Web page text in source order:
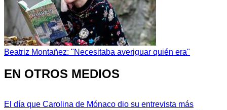
Beatriz Montañez: "Necesitaba averiguar quién era"
EN OTROS MEDIOS
El día que Carolina de Mónaco dio su entrevista más